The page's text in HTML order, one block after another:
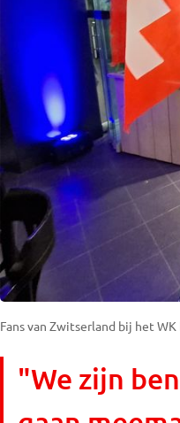
Fans van Zwitserland bij het
"We zijn